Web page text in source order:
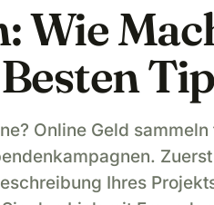
Wie
Online Geld
Ihres